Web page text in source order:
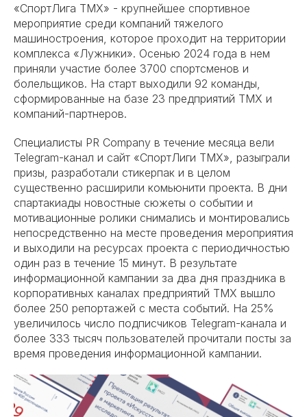
«СпортЛига ТМХ» - крупнейшее спортивное
мероприятие среди компаний тяжелого
машиностроения, которое проходит на территории
комплекса «Лужники». Осенью 2024 года в нем
приняли участие более 3700 спортсменов и
болельщиков. На старт выходили 92 команды,
сформированные на базе 23 предприятий ТМХ и
компаний-партнеров.
Специалисты PR Company в течение месяца вели
Telegram-канал и сайт «СпортЛиги ТМХ», разыграли
призы, разработали стикерпак и в целом
существенно расширили комьюнити проекта. В дни
спартакиады новостные сюжеты о событии и
мотивационные ролики снимались и монтировались
непосредственно на месте проведения мероприятия
и выходили на ресурсах проекта с периодичностью
один раз в течение 15 минут. В результате
информационной кампании за два дня праздника в
корпоративных каналах предприятий ТМХ вышло
более 250 репортажей с места событий. На 25%
увеличилось число подписчиков Telegram-канала и
более 333 тысяч пользователей прочитали посты за
время проведения информационной кампании.